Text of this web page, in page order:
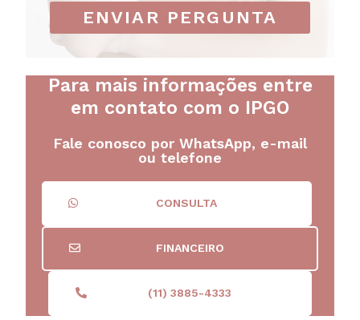
ENVIAR PERGUNTA
Para mais informações entre
em contato com o IPGO
Fale conosco por WhatsApp, e-mail
ou telefone
CONSULTA
FINANCEIRO
(11) 3885-4333